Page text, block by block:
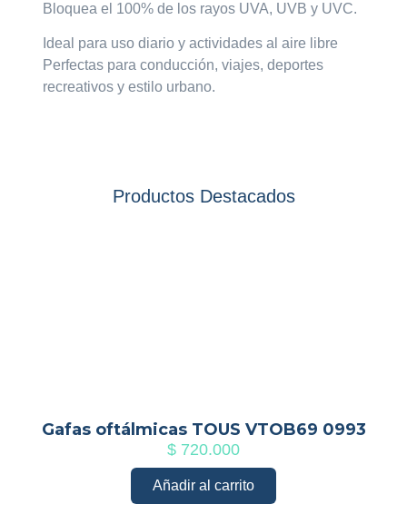
Bloquea el 100% de los rayos UVA, UVB y UVC.
Ideal para uso diario y actividades al aire libre
Perfectas para conducción, viajes, deportes
recreativos y estilo urbano.
Productos Destacados
Gafas oftálmicas TOUS VTOB69 0993
$ 720.000
Añadir al carrito